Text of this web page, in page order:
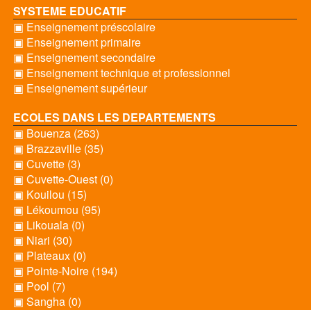
SYSTEME EDUCATIF
▣ Enseignement préscolaire
▣ Enseignement primaire
▣ Enseignement secondaire
▣ Enseignement technique et professionnel
▣ Enseignement supérieur
ECOLES DANS LES DEPARTEMENTS
▣ Bouenza (263)
▣ Brazzaville (35)
▣ Cuvette (3)
▣ Cuvette-Ouest (0)
▣ Kouilou (15)
▣ Lékoumou (95)
▣ Likouala (0)
▣ Niari (30)
▣ Plateaux (0)
▣ Pointe-Noire (194)
▣ Pool (7)
▣ Sangha (0)